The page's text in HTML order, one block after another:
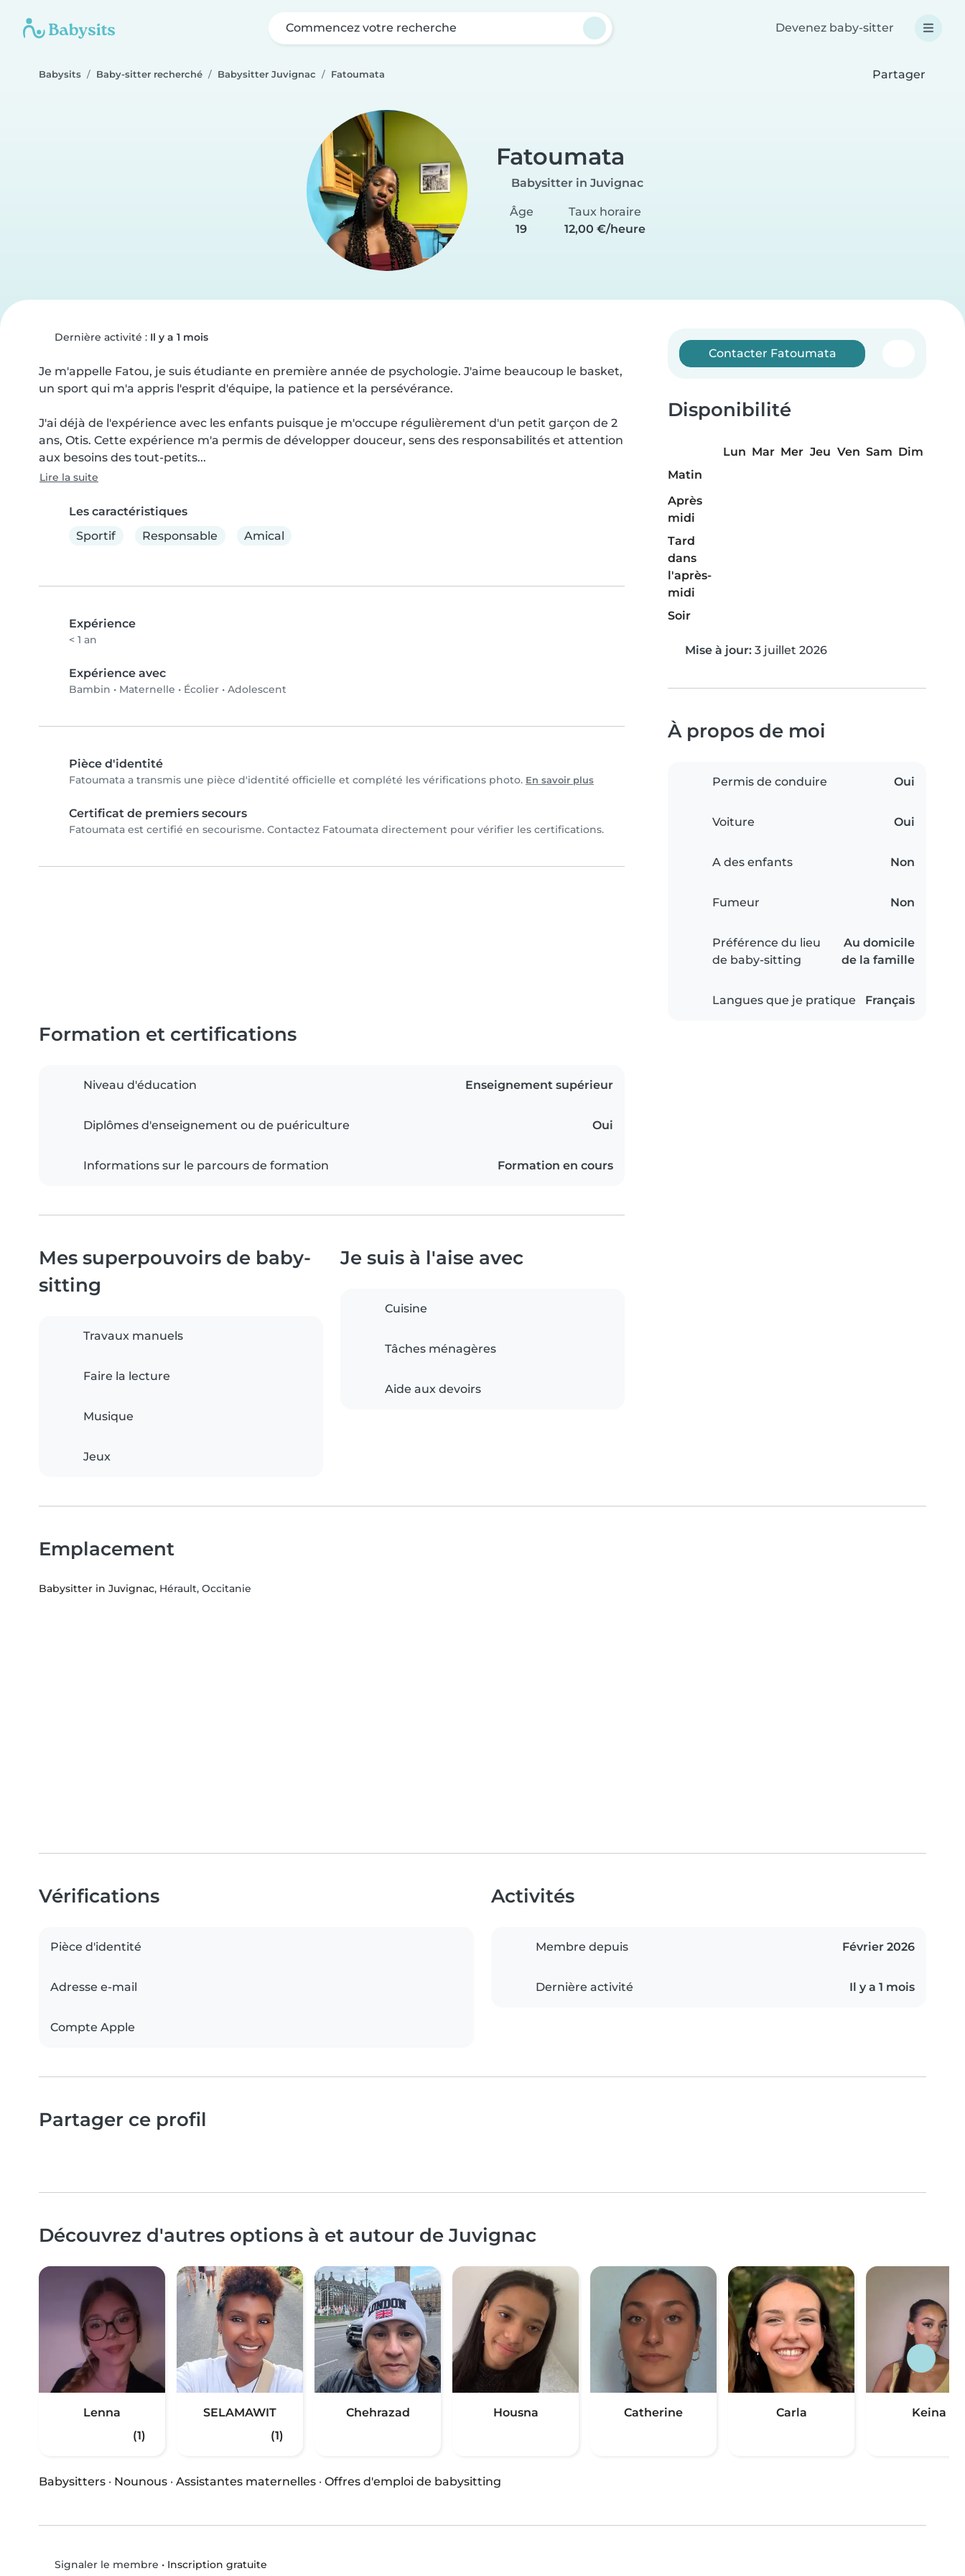
Commencez votre recherche Devenez baby-sitter
Babysits Baby-sitter recherché Babysitter Juvignac Fatoumata Partager
Fatoumata
Babysitter in Juvignac
Âge
19
Taux horaire
12,00 €/heure
Dernière activité : Il y a 1 mois
Je m'appelle Fatou, je suis étudiante en première année de psychologie. J'aime beaucoup le basket,
un sport qui m'a appris l'esprit d'équipe, la patience et la persévérance.
J'ai déjà de l'expérience avec les enfants puisque je m'occupe régulièrement d'un petit garçon de 2
ans, Otis. Cette expérience m'a permis de développer douceur, sens des responsabilités et attention
aux besoins des tout-petits...
Lire la suite
Les caractéristiques
Sportif
Responsable Amical
Expérience
< 1 an
Expérience avec
Bambin • Maternelle • Écolier • Adolescent
Pièce d'identité
Fatoumata a transmis une pièce d'identité officielle et complété les vérifications photo. En savoir plus
Certificat de premiers secours
Fatoumata est certifié en secourisme. Contactez Fatoumata directement pour vérifier les certifications.
Contacter Fatoumata
Disponibilité
Lun Mar Mer Jeu Ven Sam Dim
Matin
Après
midi
Tard
dans
l'après-
midi
Soir
Mise à jour: 3 juillet 2026
À propos de moi
Permis de conduire Oui
Voiture Oui
A des enfants Non
Fumeur Non
Préférence du lieu
de baby-sitting
Au domicile
de la famille
Langues que je pratique Français
Formation et certifications
Niveau d'éducation Enseignement supérieur
Diplômes d'enseignement ou de puériculture Oui
Informations sur le parcours de formation Formation en cours
Mes superpouvoirs de baby-
sitting
Travaux manuels
Faire la lecture
Musique
Jeux
Je suis à l'aise avec
Cuisine
Tâches ménagères
Aide aux devoirs
Emplacement
Babysitter in Juvignac, Hérault, Occitanie
Vérifications
Pièce d'identité
Adresse e-mail
Compte Apple
Activités
Membre depuis Février 2026
Dernière activité Il y a 1 mois
Partager ce profil
Découvrez d'autres options à et autour de Juvignac
Lenna
(1)
SELAMAWIT
(1)
Chehrazad Housna Catherine Carla Keina
Babysitters · Nounous · Assistantes maternelles · Offres d'emploi de babysitting
Signaler le membre • Inscription gratuite